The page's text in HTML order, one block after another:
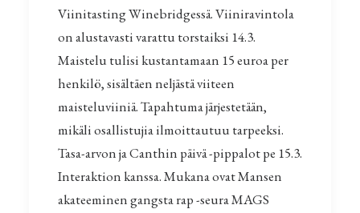
Viinitasting Winebridgessä. Viiniravintola
on alustavasti varattu torstaiksi 14.3.
Maistelu tulisi kustantamaan 15 euroa per
henkilö, sisältäen neljästä viiteen
maisteluviiniä. Tapahtuma järjestetään,
mikäli osallistujia ilmoittautuu tarpeeksi.
Tasa-arvon ja Canthin päivä -pippalot pe 15.3.
Interaktion kanssa. Mukana ovat Mansen
akateeminen gangsta rap -seura MAGS